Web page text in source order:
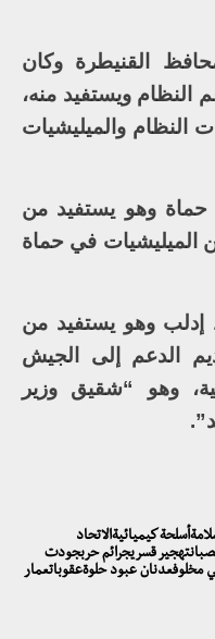
القنيطرة وكان
النظام ويستفيد منه،
النظام والميليشيات
وهو يستفيد من
الميليشيات في حماة
إدلب وهو يستفيد من
الدعم إلى الجيش
وهو “شقيق وزير
كيميائيةالاتحاد
قسريجرائم حربجودت
عبود حلوةعقوباتعمار